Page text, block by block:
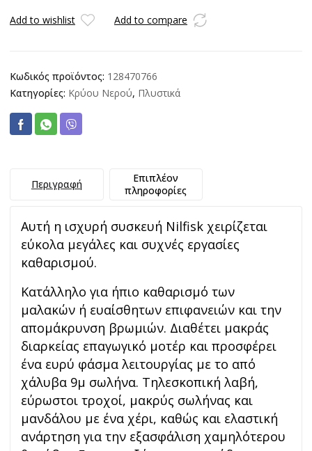
Add to wishlist Add to compare
Κωδικός προϊόντος: 128470766
Κατηγορίες: Κρύου Νερού, Πλυστικά
Περιγραφή
Επιπλέον
πληροφορίες
Αυτή η ισχυρή συσκευή Nilfisk χειρίζεται
εύκολα μεγάλες και συχνές εργασίες
καθαρισμού.
Κατάλληλο για ήπιο καθαρισμό των
μαλακών ή ευαίσθητων επιφανειών και την
απομάκρυνση βρωμιών. Διαθέτει μακράς
διαρκείας επαγωγικό μοτέρ και προσφέρει
ένα ευρύ φάσμα λειτουργίας με το από
χάλυβα 9μ σωλήνα. Τηλεσκοπική λαβή,
εύρωστοι τροχοί, μακρύς σωλήνας και
μανδάλου με ένα χέρι, καθώς και ελαστική
ανάρτηση για την εξασφάλιση χαμηλότερου